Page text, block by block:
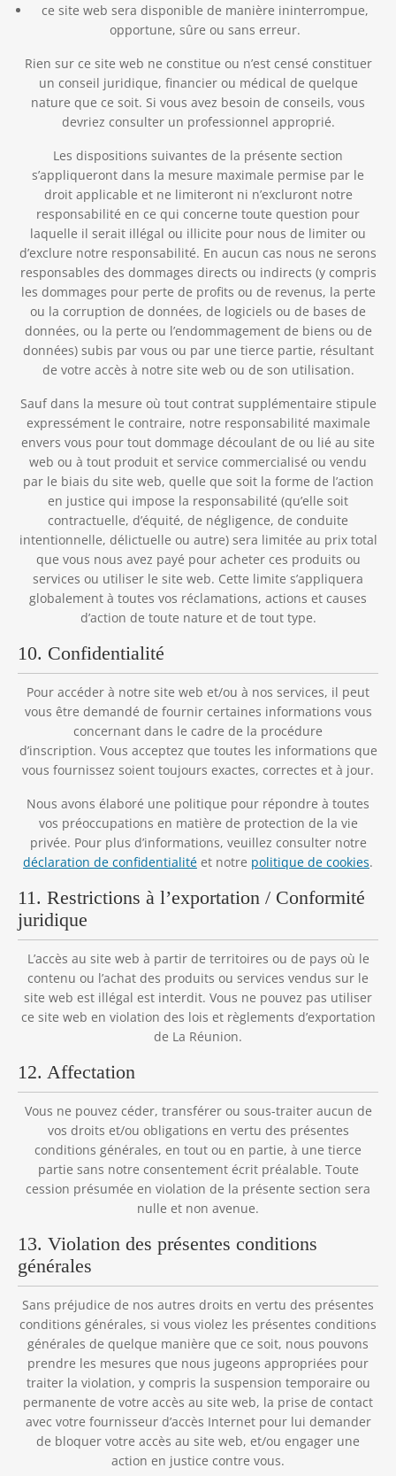
ce site web sera disponible de manière ininterrompue,
opportune, sûre ou sans erreur.
Rien sur ce site web ne constitue ou n’est censé constituer
un conseil juridique, financier ou médical de quelque
nature que ce soit. Si vous avez besoin de conseils, vous
devriez consulter un professionnel approprié.
Les dispositions suivantes de la présente section
s’appliqueront dans la mesure maximale permise par le
droit applicable et ne limiteront ni n’excluront notre
responsabilité en ce qui concerne toute question pour
laquelle il serait illégal ou illicite pour nous de limiter ou
d’exclure notre responsabilité. En aucun cas nous ne serons
responsables des dommages directs ou indirects (y compris
les dommages pour perte de profits ou de revenus, la perte
ou la corruption de données, de logiciels ou de bases de
données, ou la perte ou l’endommagement de biens ou de
données) subis par vous ou par une tierce partie, résultant
de votre accès à notre site web ou de son utilisation.
Sauf dans la mesure où tout contrat supplémentaire stipule
expressément le contraire, notre responsabilité maximale
envers vous pour tout dommage découlant de ou lié au site
web ou à tout produit et service commercialisé ou vendu
par le biais du site web, quelle que soit la forme de l’action
en justice qui impose la responsabilité (qu’elle soit
contractuelle, d’équité, de négligence, de conduite
intentionnelle, délictuelle ou autre) sera limitée au prix total
que vous nous avez payé pour acheter ces produits ou
services ou utiliser le site web. Cette limite s’appliquera
globalement à toutes vos réclamations, actions et causes
d’action de toute nature et de tout type.
10. Confidentialité
Pour accéder à notre site web et/ou à nos services, il peut
vous être demandé de fournir certaines informations vous
concernant dans le cadre de la procédure
d’inscription. Vous acceptez que toutes les informations que
vous fournissez soient toujours exactes, correctes et à jour.
Nous avons élaboré une politique pour répondre à toutes
vos préoccupations en matière de protection de la vie
privée. Pour plus d’informations, veuillez consulter notre
déclaration de confidentialité et notre politique de cookies.
11. Restrictions à l’exportation / Conformité
juridique
L’accès au site web à partir de territoires ou de pays où le
contenu ou l’achat des produits ou services vendus sur le
site web est illégal est interdit. Vous ne pouvez pas utiliser
ce site web en violation des lois et règlements d’exportation
de La Réunion.
12. Affectation
Vous ne pouvez céder, transférer ou sous-traiter aucun de
vos droits et/ou obligations en vertu des présentes
conditions générales, en tout ou en partie, à une tierce
partie sans notre consentement écrit préalable. Toute
cession présumée en violation de la présente section sera
nulle et non avenue.
13. Violation des présentes conditions
générales
Sans préjudice de nos autres droits en vertu des présentes
conditions générales, si vous violez les présentes conditions
générales de quelque manière que ce soit, nous pouvons
prendre les mesures que nous jugeons appropriées pour
traiter la violation, y compris la suspension temporaire ou
permanente de votre accès au site web, la prise de contact
avec votre fournisseur d’accès Internet pour lui demander
de bloquer votre accès au site web, et/ou engager une
action en justice contre vous.